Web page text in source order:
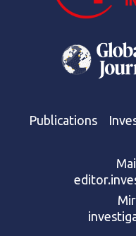
Publications